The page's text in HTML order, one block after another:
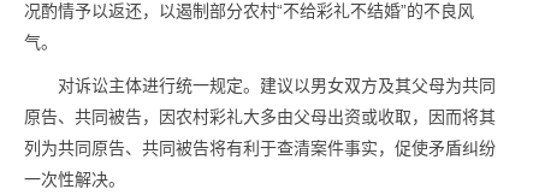
况酌情予以返还，以遏制部分农村“不给彩礼不结婚”的不良风
气。
对诉讼主体进行统一规定。建议以男女双方及其父母为共同
原告、共同被告，因农村彩礼大多由父母出资或收取，因而将其
列为共同原告、共同被告将有利于查清案件事实，促使矛盾纠纷
一次性解决。